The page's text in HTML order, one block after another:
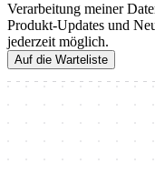
Verarbeitung meiner
Produkt-Updates und
jederzeit möglich.
Auf die Warteliste